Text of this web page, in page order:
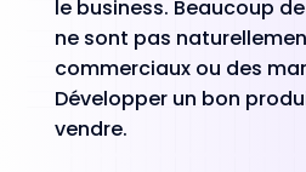
le business. Beaucoup
ne sont pas
commerciaux ou des
Développer un bon
vendre.